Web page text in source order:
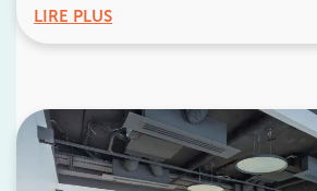
LIRE PLUS68 Av. de Villiers 75017 Paris
68 Av. de Villiers 75017 Paris
01 44 90 90 40
Prenez RDV sur
Prenez RDV sur